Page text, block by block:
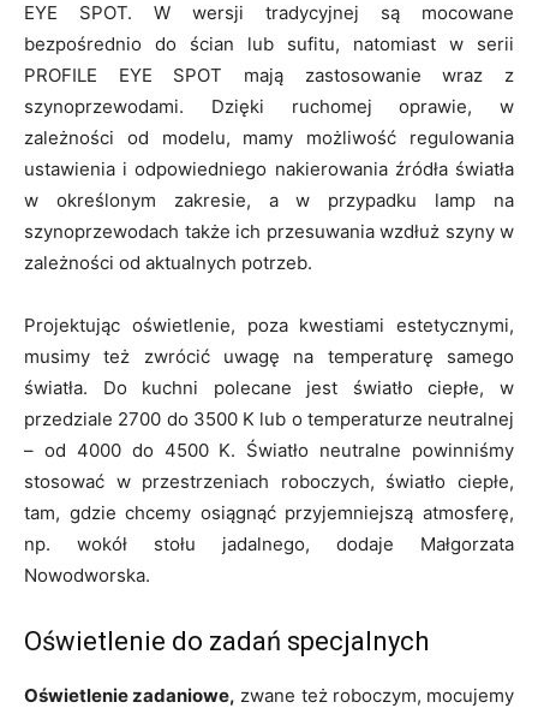
EYE SPOT. W wersji tradycyjnej są mocowane
bezpośrednio do ścian lub sufitu, natomiast w serii
PROFILE EYE SPOT mają zastosowanie wraz z
szynoprzewodami. Dzięki ruchomej oprawie, w
zależności od modelu, mamy możliwość regulowania
ustawienia i odpowiedniego nakierowania źródła światła
w określonym zakresie, a w przypadku lamp na
szynoprzewodach także ich przesuwania wzdłuż szyny w
zależności od aktualnych potrzeb.
Projektując oświetlenie, poza kwestiami estetycznymi,
musimy też zwrócić uwagę na temperaturę samego
światła. Do kuchni polecane jest światło ciepłe, w
przedziale 2700 do 3500 K lub o temperaturze neutralnej
– od 4000 do 4500 K. Światło neutralne powinniśmy
stosować w przestrzeniach roboczych, światło ciepłe,
tam, gdzie chcemy osiągnąć przyjemniejszą atmosferę,
np. wokół stołu jadalnego, dodaje Małgorzata
Nowodworska.
Oświetlenie do zadań specjalnych
Oświetlenie zadaniowe, zwane też roboczym, mocujemy